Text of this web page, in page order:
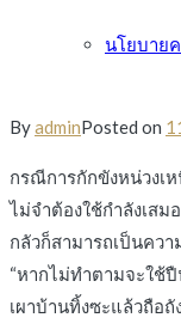
นโยบาย
ByadminPosted on
กรณีการกักขังหน่วงเ
ไม่จำต้องใช้กำลังเส
กลัวก็สามารถเป็นคว
“หากไม่ทำตามจะใช้
เผาบ้านทิ้งซะแล้วถือ